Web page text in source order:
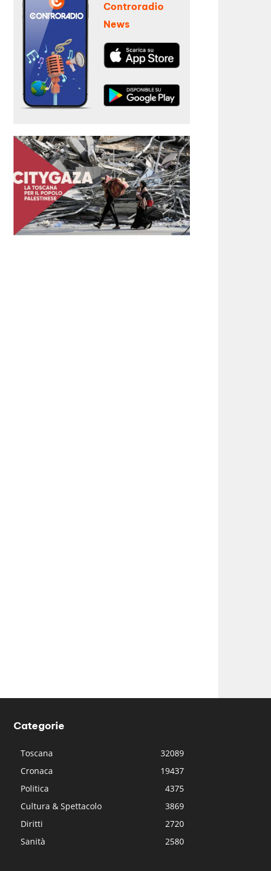
Controradio
News
Categorie
Toscana
32089
Cronaca
19437
Politica
4375
Cultura & Spettacolo
3869
Diritti
2720
Sanità
2580